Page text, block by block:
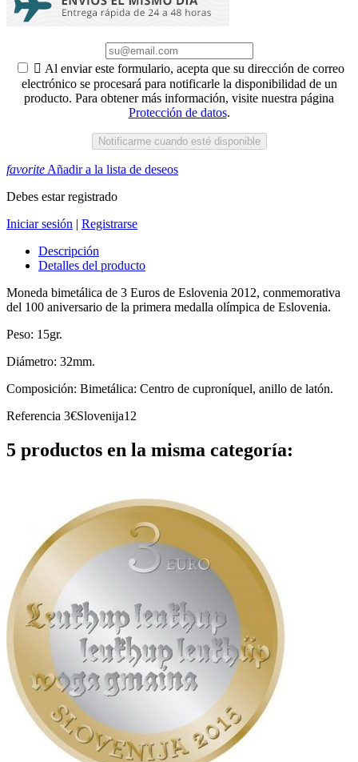
 Al enviar este formulario, acepta que su dirección de correo
electrónico se procesará para notificarle la disponibilidad de un
producto. Para obtener más información, visite nuestra página
Protección de datos.
Notificarme cuando esté disponible
favorite Añadir a la lista de deseos
Debes estar registrado
Iniciar sesión | Registrarse
Descripción
Detalles del producto
Moneda bimetálica de 3 Euros de Eslovenia 2012, conmemorativa
del 100 aniversario de la primera medalla olímpica de Eslovenia.
Peso: 15gr.
Diámetro: 32mm.
Composición: Bimetálica: Centro de cuproníquel, anillo de latón.
Referencia 3€Slovenija12
5 productos en la misma categoría: